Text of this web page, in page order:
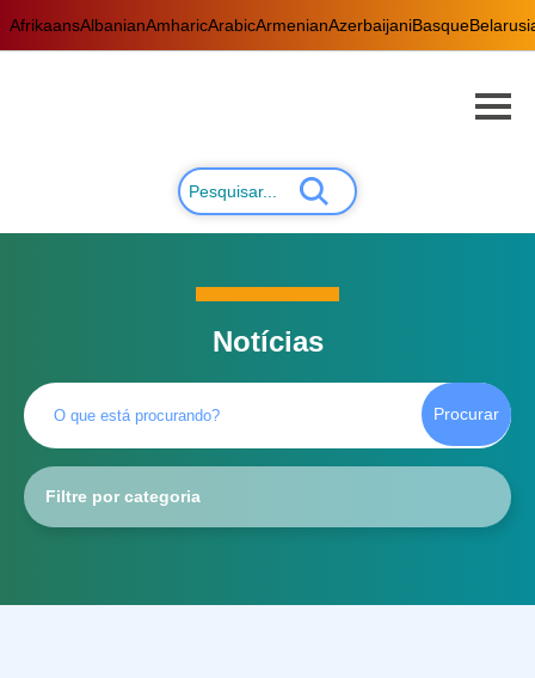
AfrikaansAlbanianAmharicArabicArmenianAzerbaijaniBasque
Notícias
Procurar
Filtre por categoria